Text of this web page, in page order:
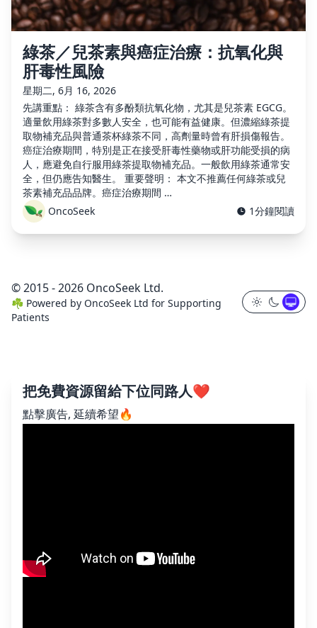
綠茶／兒茶素與癌症治療：抗氧化與
肝毒性風險
星期二, 6月 16, 2026
先講重點： 綠茶含有多酚類抗氧化物，尤其是兒茶素 EGCG。
適量飲用綠茶對多數人安全，也可能有益健康。但濃縮綠茶提
取物補充品與普通茶杯綠茶不同，高劑量時曾有肝損傷報告。
癌症治療期間，特別是正在接受肝毒性藥物或肝功能受損的病
人，應避免自行服用綠茶提取物補充品。一般飲用綠茶通常安
全，但仍應告知醫生。 重要聲明： 本文不推薦任何綠茶或兒
茶素補充品品牌。癌症治療期間 …
OncoSeek
1分鐘閱讀
© 2015 - 2026 OncoSeek Ltd.
☘️ Powered by OncoSeek Ltd for Supporting
Patients
把免費資源留給下位同路人❤️
點擊廣告, 延續希望🔥